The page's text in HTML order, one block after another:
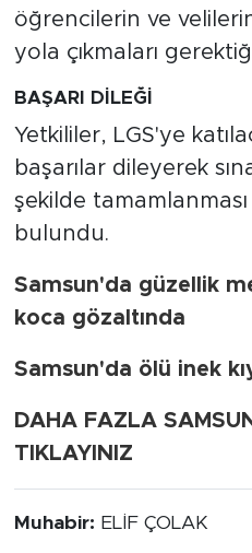
öğrencilerin ve
yola çıkmaları
BAŞARI DİLEĞİ
Yetkililer, LGS'ye
başarılar dileyerek
şekilde
bulundu.
Samsun'da güzellik
koca gözaltında
Samsun'da ölü inek
DAHA FAZLA
TIKLAYINIZ
Muhabir: ELİF ÇOLAK